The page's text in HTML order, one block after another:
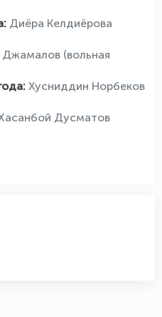
Диёра Келдиёрова
Джамалов (вольная
Хусниддин Норбеков
Дусматов